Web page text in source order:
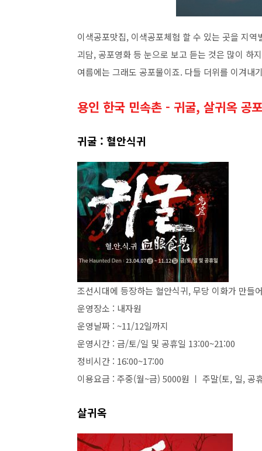
이색공포맛집, 이색공포체험 할 수 있는 곳을 지
괴담, 공포영화 등 눈으로 보고 듣는 것은 많이 하
여름에는 그래도 공포물이죠. 다들 더위를 이겨내
용인 한국 민속촌 - 귀굴, 살귀옥 공
귀굴 : 혈안식귀
조선시대에 등장하는 혈안식귀, 무당 이화가 만들
운영장소 : 내자원
운영날짜 : ~11/12일까지
운영시간 : 금/토/일 및 공휴일 13:00~21:00
정비시간 : 16:00~17:00
이용요금 : 주중(월~금) 5000원 ㅣ 주말(토, 일, 공
살귀옥